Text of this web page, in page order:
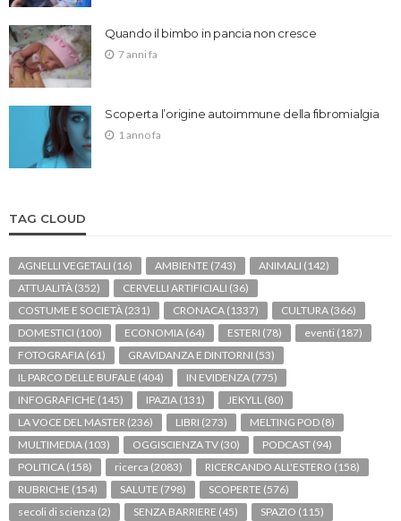
Quando il bimbo in pancia non cresce
7 anni fa
Scoperta l’origine autoimmune della fibromialgia
1 anno fa
TAG CLOUD
AGNELLI VEGETALI (16) AMBIENTE (743) ANIMALI (142)
ATTUALITÀ (352) CERVELLI ARTIFICIALI (36)
COSTUME E SOCIETÀ (231) CRONACA (1337) CULTURA (366)
DOMESTICI (100) ECONOMIA (64) ESTERI (78) eventi (187)
FOTOGRAFIA (61) GRAVIDANZA E DINTORNI (53)
IL PARCO DELLE BUFALE (404) IN EVIDENZA (775)
INFOGRAFICHE (145) IPAZIA (131) JEKYLL (80)
LA VOCE DEL MASTER (236) LIBRI (273) MELTING POD (8)
MULTIMEDIA (103) OGGISCIENZA TV (30) PODCAST (94)
POLITICA (158) ricerca (2083) RICERCANDO ALL'ESTERO (158)
RUBRICHE (154) SALUTE (798) SCOPERTE (576)
secoli di scienza (2) SENZA BARRIERE (45) SPAZIO (115)